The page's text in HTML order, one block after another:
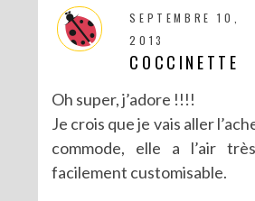
SEPTEMBRE 10,
2013
COCCINETTE
Oh super, j’adore !!!!
Je crois que je vais aller
commode, elle a l’air
facilement customisable.